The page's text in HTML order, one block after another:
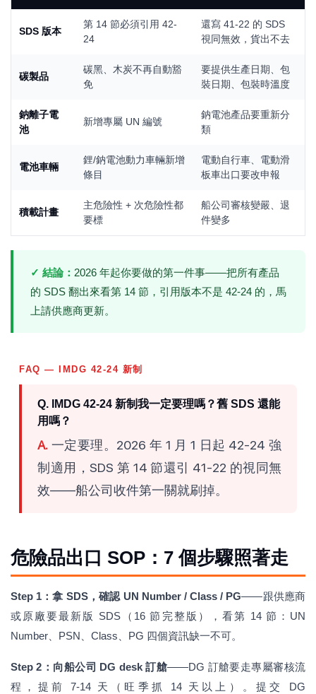
SDS 版本
第 14 節必須引用 42-
24
還寫 41-22 的 SDS
視同無效，貨出不去
碳製品
碳黑、木炭不再自動豁
免
要提供生產日期、包
裝日期、包裝時溫度
鈉離子電
池
新增專屬 UN 編號
鈉電池產品要重新分
類
電池車輛
鋰/鈉電池動力車輛新增
條目
電動自行車、電動滑
板車出口要改申報
積載計畫
主危險性 + 次危險性都
要標
船公司審核變嚴、退
件變多
✓ 結論： 2026 年起你要做的第一件事——把所有產品
的 SDS 翻出來看第 14 節，引用版本不是 42-24 的，馬
上請供應商更新。
FAQ — IMDG 42-24 新制
Q. IMDG 42-24 新制我一定要理嗎？舊 SDS 還能
用嗎？
A. 一定要理。2026 年 1 月 1 日起 42-24 強
制適用，SDS 第 14 節還引 41-22 的視同無
效——船公司收件第一關就刷掉。
危險品出口 SOP：7 個步驟照著走
Step 1：拿 SDS，確認 UN Number / Class / PG——跟供應商
或原廠要最新版 SDS（16 節完整版），看第 14 節：UN
Number、PSN、Class、PG 四個資訊缺一不可。
Step 2：向船公司 DG desk 訂艙——DG 訂艙要走專屬審核流
程，提前 7-14 天（旺季抓 14 天以上）。提交 DG